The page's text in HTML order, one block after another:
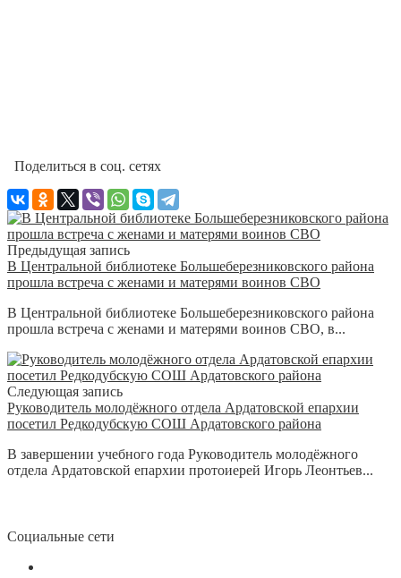
Поделиться в соц. сетях
Предыдущая запись
В Центральной библиотеке Большеберезниковского района
прошла встреча с женами и матерями воинов СВО
В Центральной библиотеке Большеберезниковского района
прошла встреча с женами и матерями воинов СВО, в...
Следующая запись
Руководитель молодёжного отдела Ардатовской епархии
посетил Редкодубскую СОШ Ардатовского района
В завершении учебного года Руководитель молодёжного
отдела Ардатовской епархии протоиерей Игорь Леонтьев...
Социальные сети